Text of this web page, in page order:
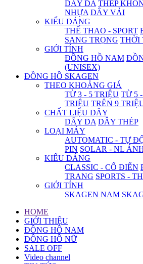
DÂY DA THÉP
NHỰA DÂY VẢI
KIỂU DÁNG
THỂ THAO - SPORT
SANG TRỌNG THỜI
GIỚI TÍNH
ĐỒNG HỒ NAM
(UNISEX)
ĐỒNG HỒ SKAGEN
THEO KHOẢNG GIÁ
TỪ 3 - 5 TRIỆU TỪ 5
TRIỆU TRÊN 9
CHẤT LIỆU DÂY
DÂY DA DÂY THÉP
LOẠI MÁY
AUTOMATIC - TỰ
PIN SOLAR - NL
KIỂU DÁNG
CLASSIC - CỔ ĐIỂN
TRANG SPORTS -
GIỚI TÍNH
SKAGEN NAM
HOME
GIỚI THIỆU
ĐỒNG HỒ NAM
ĐỒNG HỒ NỮ
SALE OFF
Video channel